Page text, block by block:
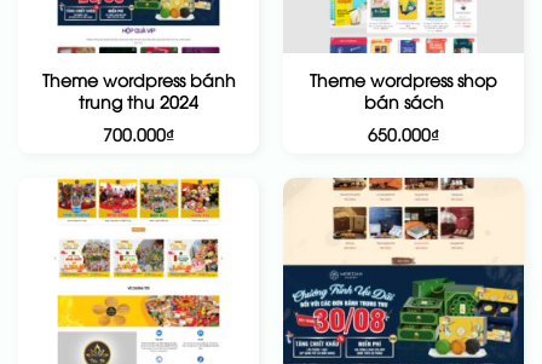
Theme wordpress bánh
trung thu 2024
700.000₫
Theme wordpress shop
bán sách
650.000₫